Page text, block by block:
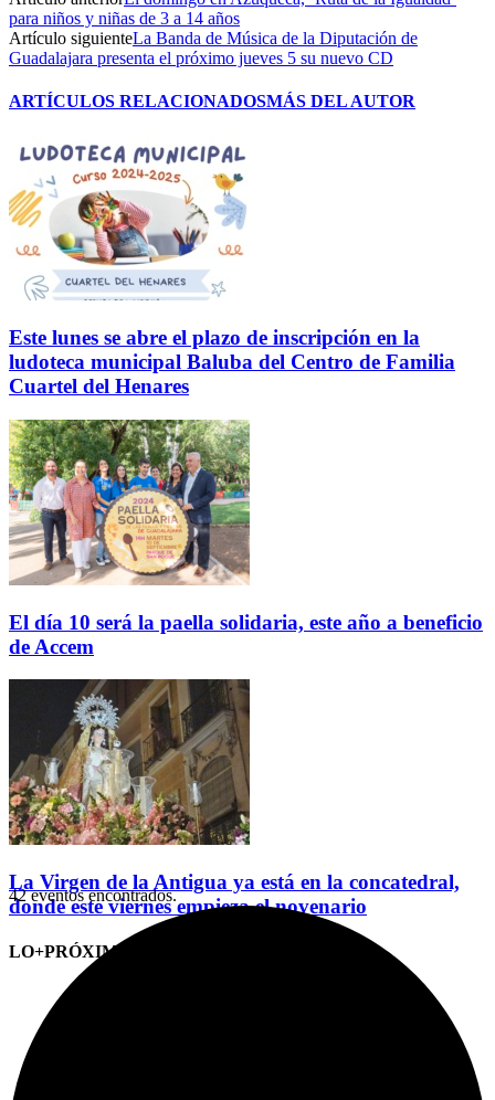
para niños y niñas de 3 a 14 años
Artículo siguienteLa Banda de Música de la Diputación de
Guadalajara presenta el próximo jueves 5 su nuevo CD
ARTÍCULOS RELACIONADOSMÁS DEL AUTOR
Este lunes se abre el plazo de inscripción en la
ludoteca municipal Baluba del Centro de Familia
Cuartel del Henares
El día 10 será la paella solidaria, este año a beneficio
de Accem
La Virgen de la Antigua ya está en la concatedral,
donde este viernes empieza el novenario
LO+PRÓXIMO (CITAS)
42 eventos encontrados.